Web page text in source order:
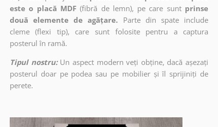
este o placă MDF (fibră de lemn), pe care sunt prinse
două elemente de agățare. Parte din spate include
cleme (flexi tip), care sunt folosite pentru a captura
posterul în ramă.
Tipul nostru: Un aspect modern veți obține, dacă așezați
posterul doar pe podea sau pe mobilier și îl sprijiniți de
perete.